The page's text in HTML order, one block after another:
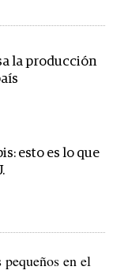
la producción
esto es lo que
en el